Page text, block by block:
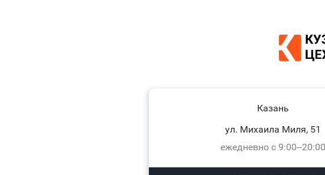
Казань
ул. Михаила Миля, 51
ежедневно с 9:00–20:00